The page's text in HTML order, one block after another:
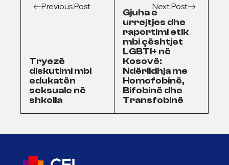
Previous Post
Tryezë
diskutimi mbi
edukatën
seksuale në
shkolla
Next Post
Gjuha e
urrejtjes dhe
raportimi etik
mbi çështjet
LGBTI+ në
Kosovë:
Ndërlidhja me
Homofobinë,
Bifobinë dhe
Transfobinë